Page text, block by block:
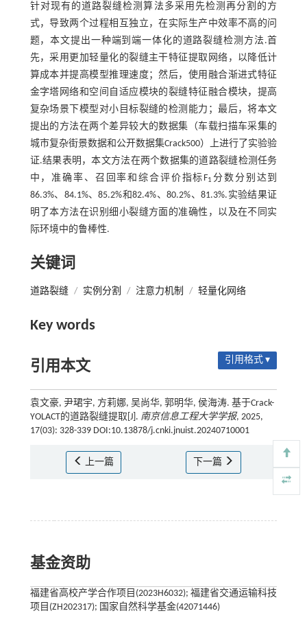
针对现有的道路裂缝检测算法多采用先检测再分割的方
式，导致两个过程相互独立，在实际生产中效率不高的问
题，本文提出一种端到端一体化的道路裂缝检测方法.首
先，采用更加轻量化的裂缝主干特征提取网络，以降低计
算成本并提高模型推理速度；然后，使用融合渐进式特征
金字塔网络和空间自适应模块的裂缝特征融合模块，提高
复杂场景下模型对小目标裂缝的检测能力；最后，将本文
提出的方法在两个差异较大的数据集（车载扫描车采集的
城市复杂街景数据和公开数据集Crack500）上进行了实验验
证.结果表明，本文方法在两个数据集的道路裂缝检测任务
中，准确率、召回率和综合评价指标F1 分数分别达到
86.3%、84.1%、85.2%和82.4%、80.2%、81.3%.实验结果证
明了本方法在识别细小裂缝方面的准确性，以及在不同实
际环境中的鲁棒性.
关键词
道路裂缝 / 实例分割 / 注意力机制 / 轻量化网络
Key words
引用本文 引用格式 ▾
袁文豪, 尹珺宇, 方莉娜, 吴尚华, 郭明华, 侯海涛. 基于Crack-
YOLACT的道路裂缝提取[J]. 南京信息工程大学学报, 2025,
17(03): 328-339 DOI:10.13878/j.cnki.jnuist.20240710001
上一篇 下一篇
基金资助
福建省高校产学合作项目(2023H6032); 福建省交通运输科技
项目(ZH202317); 国家自然科学基金(42071446)